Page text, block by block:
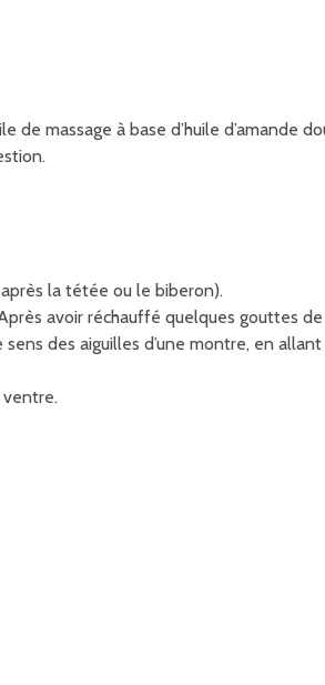
massage à base d’huile d’amande
la tétée ou le biberon).
avoir réchauffé quelques gouttes
des aiguilles d’une montre, en